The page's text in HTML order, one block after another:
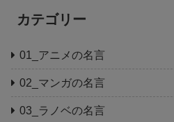
カテゴリー
01_アニメの名言
02_マンガの名言
03_ラノベの名言